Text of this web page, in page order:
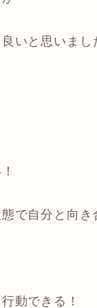
いと思いまし
で自分と向き
動できる！